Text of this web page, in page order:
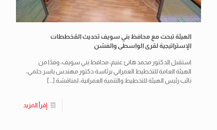
الهيئة تبحث مع محافظ بني سويف تحديث المُخططات
الإستراتيجية لقرى الواسطى والفشن
استقبل الدكتور محمد هانئ غنيم، محافظ بني سويف، وفدًا من
الهيئة العامة للتخطيط العمراني برئاسة دكتور مهندس ياسر حلمي،
نائب رئيس الهيئة للتخطيط والتنمية العمرانية، لمناقشة […]
إقرأ المزيد